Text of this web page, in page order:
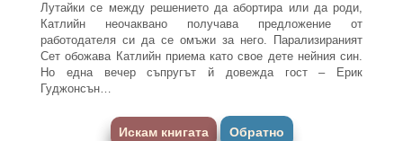
Лутайки се между решението да абортира или да роди,
Катлийн неочаквано получава предложение от
работодателя си да се омъжи за него. Парализираният
Сет обожава Катлийн приема като свое дете нейния син.
Но една вечер съпругът й довежда гост – Ерик
Гуджонсън…
Искам книгата Обратно